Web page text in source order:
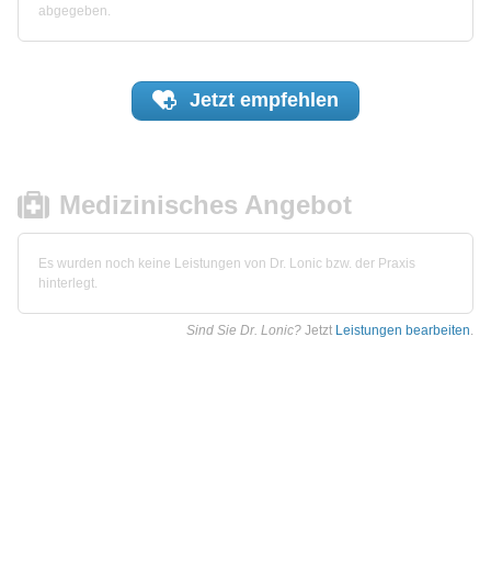
abgegeben.
Jetzt empfehlen
Medizinisches Angebot
Es wurden noch keine Leistungen von Dr. Lonic bzw. der Praxis
hinterlegt.
Sind Sie Dr. Lonic? Jetzt Leistungen bearbeiten.